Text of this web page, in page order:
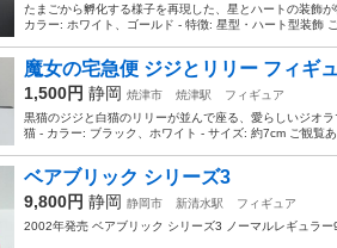
たまごから孵化する様子を再現した、星とハートの装飾
カラー: ホワイト、ゴールド - 特徴: 星型・ハート型装飾
魔女の宅急便 ジジとリリー フィギ
1,500円 静岡 焼津市 焼津駅
フィギュア
黒猫のジジと白猫のリリーが並んで座る、愛らしいジオ
猫 - カラー: ブラック、ホワイト - サイズ: 約7cm ご観覧
ベアブリック シリーズ3
9,800円 静岡 静岡市 新清水駅
フィギュア
2002年発売 ベアブリック シリーズ3 ノーマルレギュラ